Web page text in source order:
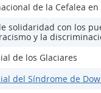
de la Cefalea en
solidaridad con los
y la
de los Glaciares
del Síndrome de